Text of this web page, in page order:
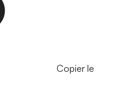
Copier le